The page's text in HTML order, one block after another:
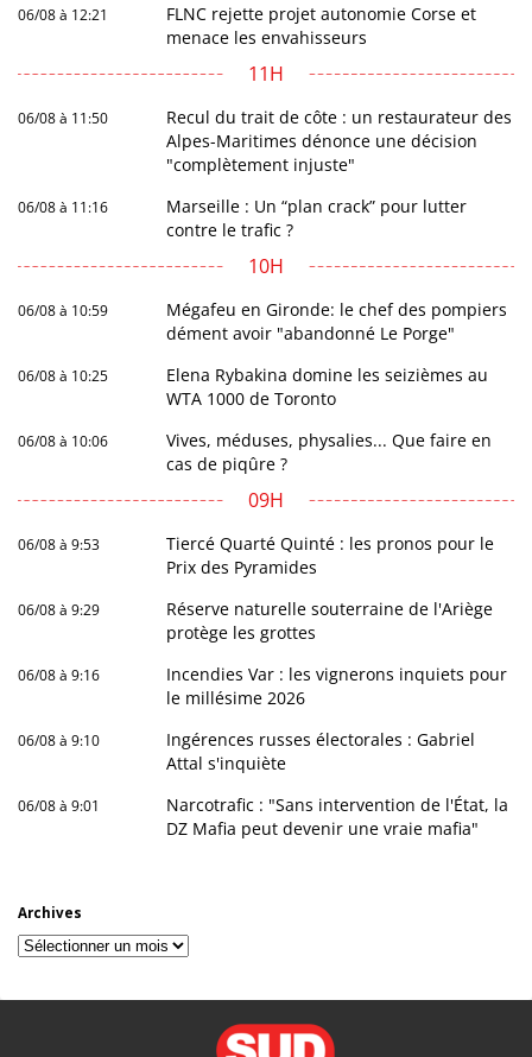
06/08 à 12:21
FLNC rejette projet autonomie Corse et
menace les envahisseurs
11H
06/08 à 11:50
Recul du trait de côte : un restaurateur des
Alpes-Maritimes dénonce une décision
"complètement injuste"
06/08 à 11:16
Marseille : Un “plan crack” pour lutter
contre le trafic ?
10H
06/08 à 10:59
Mégafeu en Gironde: le chef des pompiers
dément avoir "abandonné Le Porge"
06/08 à 10:25
Elena Rybakina domine les seizièmes au
WTA 1000 de Toronto
06/08 à 10:06
Vives, méduses, physalies... Que faire en
cas de piqûre ?
09H
06/08 à 9:53
Tiercé Quarté Quinté : les pronos pour le
Prix des Pyramides
06/08 à 9:29
Réserve naturelle souterraine de l'Ariège
protège les grottes
06/08 à 9:16
Incendies Var : les vignerons inquiets pour
le millésime 2026
06/08 à 9:10
Ingérences russes électorales : Gabriel
Attal s'inquiète
06/08 à 9:01
Narcotrafic : "Sans intervention de l'État, la
DZ Mafia peut devenir une vraie mafia"
Archives
Archives